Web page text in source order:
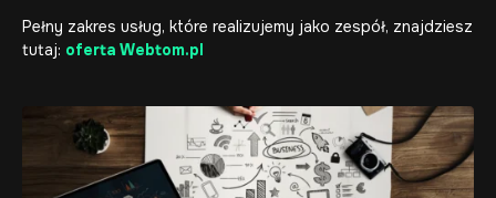
Pełny zakres usług, które realizujemy jako zespół, znajdziesz
tutaj: oferta Webtom.pl